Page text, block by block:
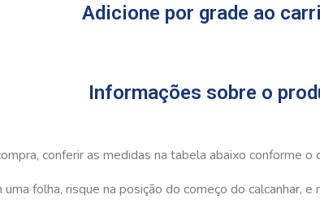
Adicione por grade ao
Informações sobre o
conferir as medidas na tabela abaixo conforme o
folha, risque na posição do começo do calcanhar,